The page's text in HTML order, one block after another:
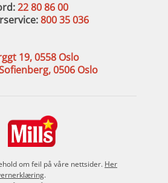
22 80 86 00
800 35 036
19, 0558 Oslo
0506 Oslo
om feil på våre nettsider. Her
.